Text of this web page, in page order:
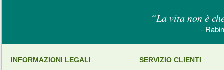
“La vita non è
-
INFORMAZIONI LEGALI SERVIZIO CLIENTI